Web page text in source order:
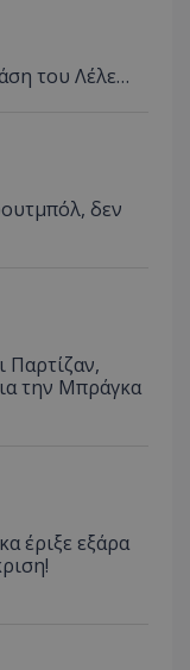
του Λέλε…
δεν
Παρτίζαν,
την Μπράγκα
έριξε εξάρα